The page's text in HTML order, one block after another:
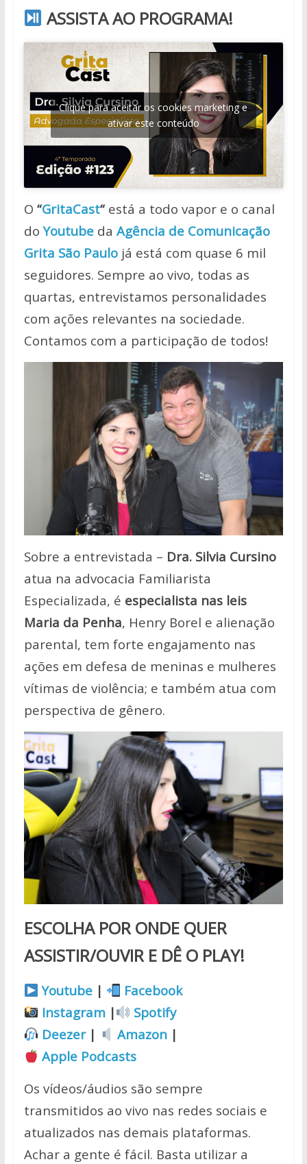
ASSISTA AO PROGRAMA!
Clique para aceitar os cookies marketing e
ativar este conteúdo
O “GritaCast“está a todo vapor e o canal
doYoutube da Agência de Comunicação
Grita São Paulojá está com quase 6 mil
seguidores. Sempre ao vivo, todas as
quartas, entrevistamos personalidades
com ações relevantes na sociedade.
Contamos com a participação de todos!
Sobre a entrevistada – Dra. Silvia Cursino
atua na advocacia Familiarista
Especializada, é especialista nas leis
Maria da Penha, Henry Borel e alienação
parental, tem forte engajamento nas
ações em defesa de meninas e mulheres
vítimas de violência; e também atua com
perspectiva de gênero.
ESCOLHA POR ONDE QUER
ASSISTIR/OUVIR E DÊ O PLAY!
Youtube |
Facebook
Instagram |
Spotify
Deezer| Amazon |
Apple Podcasts
Os vídeos/áudios são sempre
transmitidos ao vivo nas redes sociais e
atualizados nas demais plataformas.
Achar a gente é fácil. Basta utilizar a